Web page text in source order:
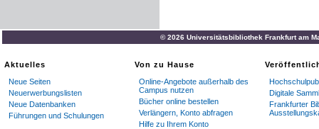
© 2026 Universitätsbibliothek Frankfurt am
Aktuelles
Neue Seiten
Neuerwerbungslisten
Neue Datenbanken
Führungen und Schulungen
Von zu Hause
Online-Angebote außerhalb des
Campus nutzen
Bücher online bestellen
Verlängern, Konto abfragen
Hilfe zu Ihrem Konto
Digitale
Frankfurter